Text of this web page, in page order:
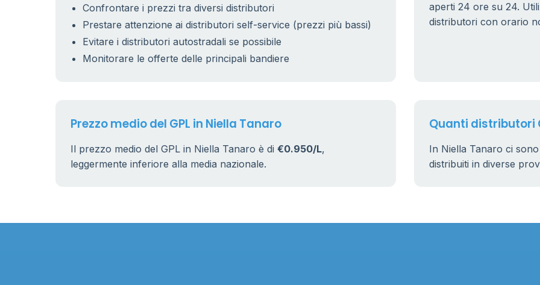
Confrontare i prezzi tra diversi distributori
Prestare attenzione ai distributori self-service (prezzi più bassi)
Evitare i distributori autostradali se possibile
Monitorare le offerte delle principali bandiere
aperti 24 ore su 24.
distributori con orario
Prezzo medio del GPL in Niella Tanaro
Il prezzo medio del GPL in Niella Tanaro è di €0.950/L,
leggermente inferiore alla media nazionale.
Quanti distributori
In Niella Tanaro ci
distribuiti in diverse